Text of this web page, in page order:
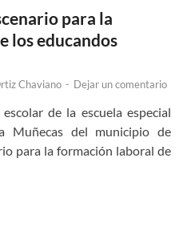
para la
los educandos
Chaviano - Dejar un comentario
de la escuela especial
Muñecas del municipio de
para la formación laboral de